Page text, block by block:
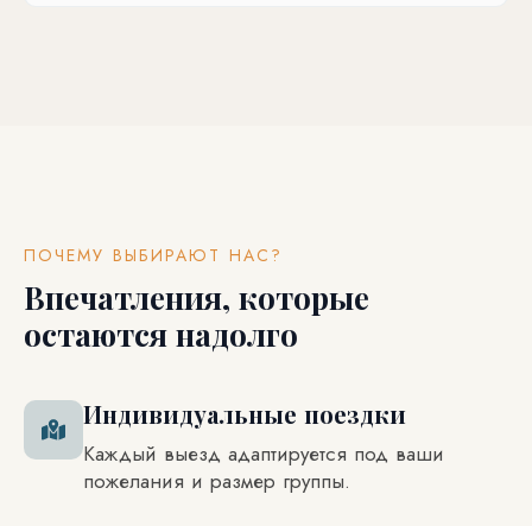
ПОЧЕМУ ВЫБИРАЮТ НАС?
Впечатления, которые
остаются надолго
Индивидуальные поездки
Каждый выезд адаптируется под ваши
пожелания и размер группы.